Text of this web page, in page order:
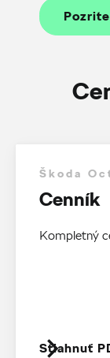
Škoda
Cenník
Kompletný
Stiahnuť